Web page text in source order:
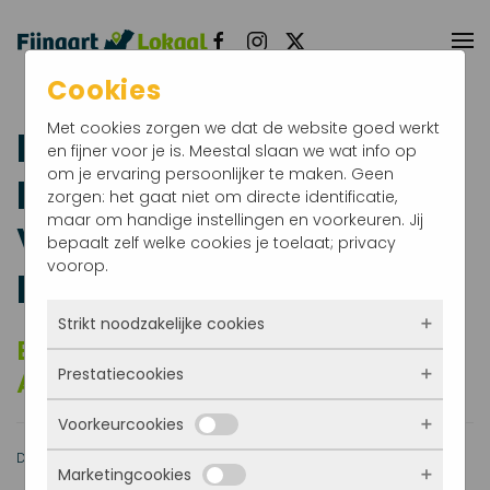
Lilian van Elteren-
Daas te gast bij
Vrouwenvereniging
Fijnaart en Heijningen
Bijzondere avond over de
Afriana Stichting
Datum: 01-04-2026 13:22
Cookies
Met cookies zorgen we dat de website goed werkt
en fijner voor je is. Meestal slaan we wat info op
om je ervaring persoonlijker te maken. Geen
zorgen: het gaat niet om directe identificatie,
maar om handige instellingen en voorkeuren. Jij
bepaalt zelf welke cookies je toelaat; privacy
voorop.
Strikt noodzakelijke cookies
Deze cookies zorgen ervoor dat de website
überhaupt werkt. Ze zijn dus altijd actief en
kunnen niet worden uitgezet. Meestal worden
ze alleen geplaatst als jij iets doet, zoals
inloggen, een formulier invullen of je
Prestatiecookies
Met deze cookies zien we hoe vaak onze site
bezocht wordt, waar bezoekers vandaan
komen en welke pagina’s populair zijn. Zo
Voorkeurcookies
Deze cookies onthouden jouw voorkeuren.
Marketingcookies